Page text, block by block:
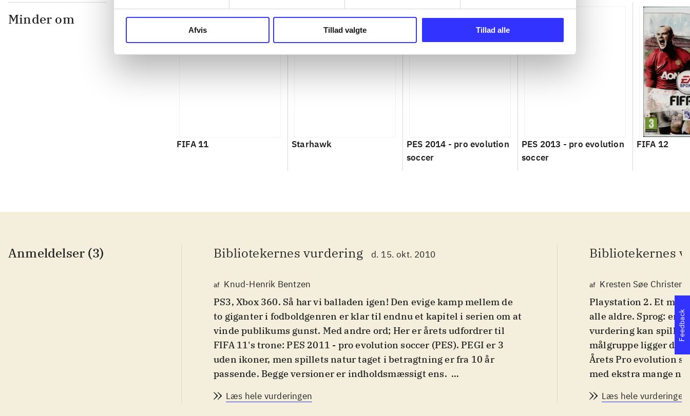
Afvis Tillad valgte Tillad alle
Minder om
FIFA 11 Starhawk
PES 2014 - pro evolution
soccer
PES 2013 - pro evolution
soccer
FIFA 12
Anmeldelser (3) Bibliotekernes vurdering d. 15. okt. 2010
af Knud-Henrik Bentzen
PS3, Xbox 360. Så har vi balladen igen! Den evige kamp mellem de
to giganter i fodboldgenren er klar til endnu et kapitel i serien om at
vinde publikums gunst. Med andre ord; Her er årets udfordrer til
FIFA 11's trone: PES 2011 - pro evolution soccer (PES). PEGI er 3
uden ikoner, men spillets natur taget i betragtning er fra 10 år
passende. Begge versioner er indholdsmæssigt ens.
op af lommerne på folk. PES-serien var tidligere kongen af
Læs hele vurderingen
Bibliotekernes
af Kresten Søe
Playstation 2. Et
alle aldre. Sprog:
vurdering kan spillet
målgruppe ligger dog
Årets Pro evolution
med ekstra mange
anvendes til
Læs hele vurderingen
Feedback